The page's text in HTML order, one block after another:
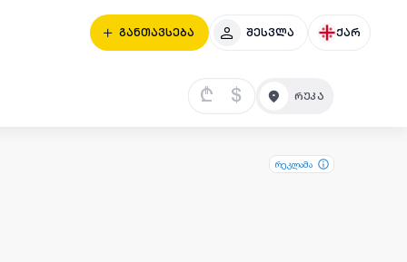
განთავსება შესვლა ქარ
₾ $
რეკლამა